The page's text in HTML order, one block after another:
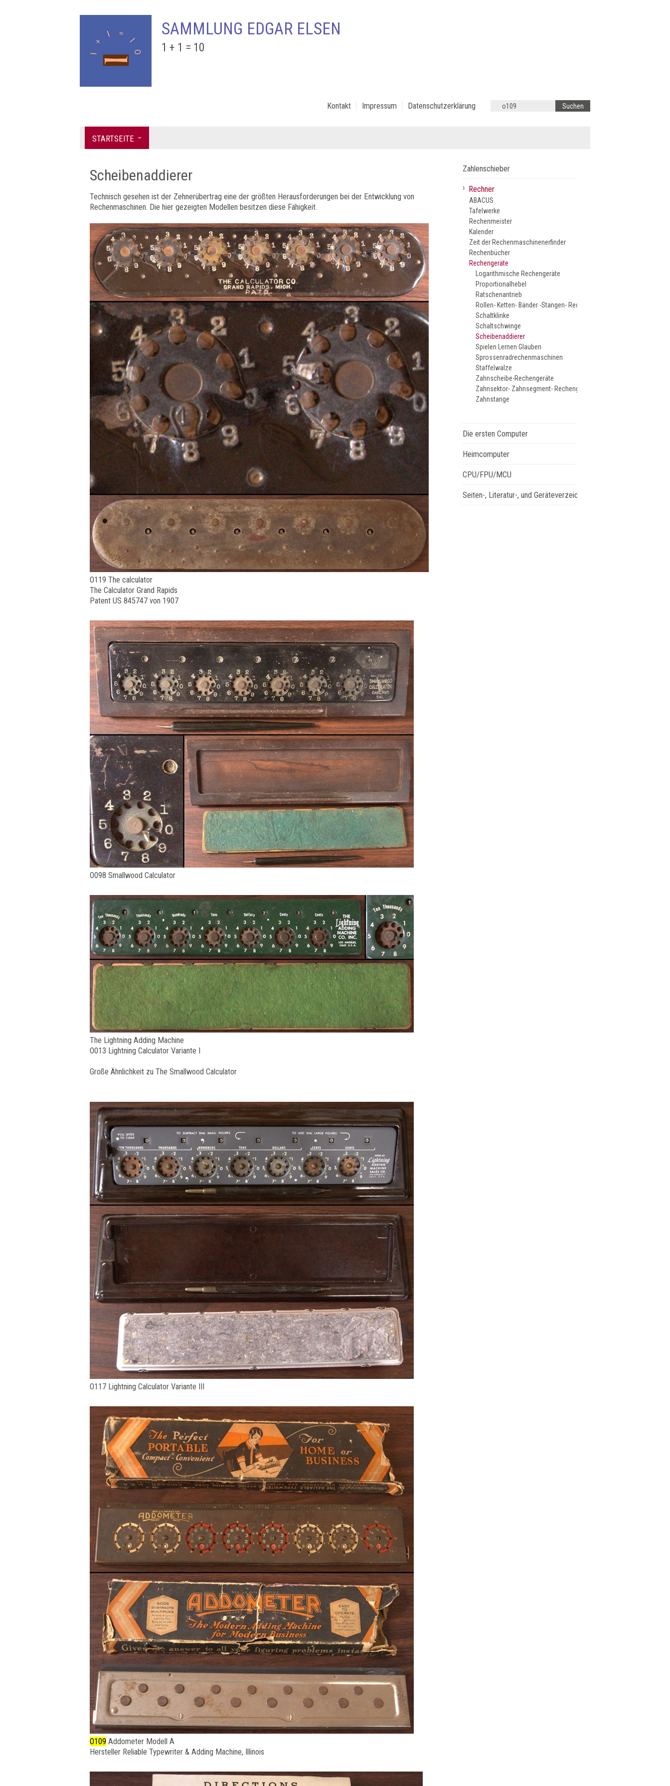
SAMMLUNG EDGAR ELSEN
1 + 1 = 10
Kontakt Impressum Datenschutzerklärung
STARTSEITE
Scheibenaddierer
Technisch gesehen ist der Zehnerübertrag eine der größten Herausforderungen bei der Entwicklung von
Rechenmaschinen. Die hier gezeigten Modellen besitzen diese Fähigkeit.
O119 The calculator
The Calculator Grand Rapids
Patent US 845747 von 1907
O098 Smallwood Calculator
The Lightning Adding Machine
O013 Lightning Calculator Variante I
Große Ähnlichkeit zu The Smallwood Calculator
O117 Lightning Calculator Variante III
O109 Addometer Modell A
Hersteller Reliable Typewriter & Adding Machine, Illinois
Zahlenschieber
› Rechner
ABACUS
Tafelwerke
Rechenmeister
Kalender
Zeit der Rechenmaschinenerfinder
Rechenbücher
Rechengeräte
Logarithmische Rechengeräte
Proportionalhebel
Ratschenantrieb
Rollen- Ketten- Bänder -Stangen- Rechengeräte
Schaltklinke
Schaltschwinge
Scheibenaddierer
Spielen Lernen Glauben
Sprossenradrechenmaschinen
Staffelwalze
Zahnscheibe-Rechengeräte
Zahnsektor- Zahnsegment- Rechengeräte
Zahnstange
Die ersten Computer
Heimcomputer
CPU/FPU/MCU
Seiten-, Literatur-, und Geräteverzeichnis